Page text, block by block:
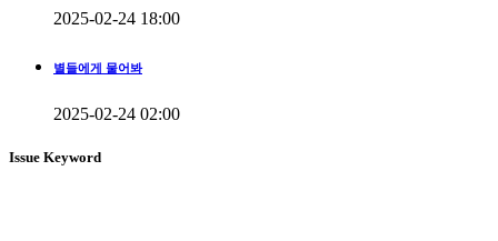
2025-02-24 18:00
별들에게 물어봐
2025-02-24 02:00
Issue Keyword